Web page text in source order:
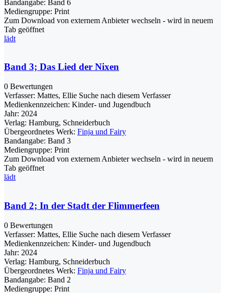
Bandangabe: Band 6
Mediengruppe: Print
Zum Download von externem Anbieter wechseln - wird in neuem
Tab geöffnet
lädt
Band 3; Das Lied der Nixen
0 Bewertungen
Verfasser: Mattes, Ellie Suche nach diesem Verfasser
Medienkennzeichen: Kinder- und Jugendbuch
Jahr: 2024
Verlag: Hamburg, Schneiderbuch
Übergeordnetes Werk: Finja und Fairy
Bandangabe: Band 3
Mediengruppe: Print
Zum Download von externem Anbieter wechseln - wird in neuem
Tab geöffnet
lädt
Band 2; In der Stadt der Flimmerfeen
0 Bewertungen
Verfasser: Mattes, Ellie Suche nach diesem Verfasser
Medienkennzeichen: Kinder- und Jugendbuch
Jahr: 2024
Verlag: Hamburg, Schneiderbuch
Übergeordnetes Werk: Finja und Fairy
Bandangabe: Band 2
Mediengruppe: Print